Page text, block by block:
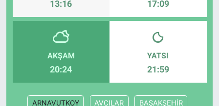
13:16 17:09
AKŞAM
20:24
YATSI
21:59
ARNAVUTKOY AVCILAR BAŞAKŞEHİR